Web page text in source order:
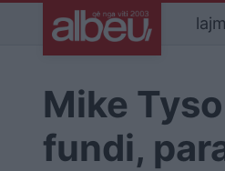
Mike
fundi,